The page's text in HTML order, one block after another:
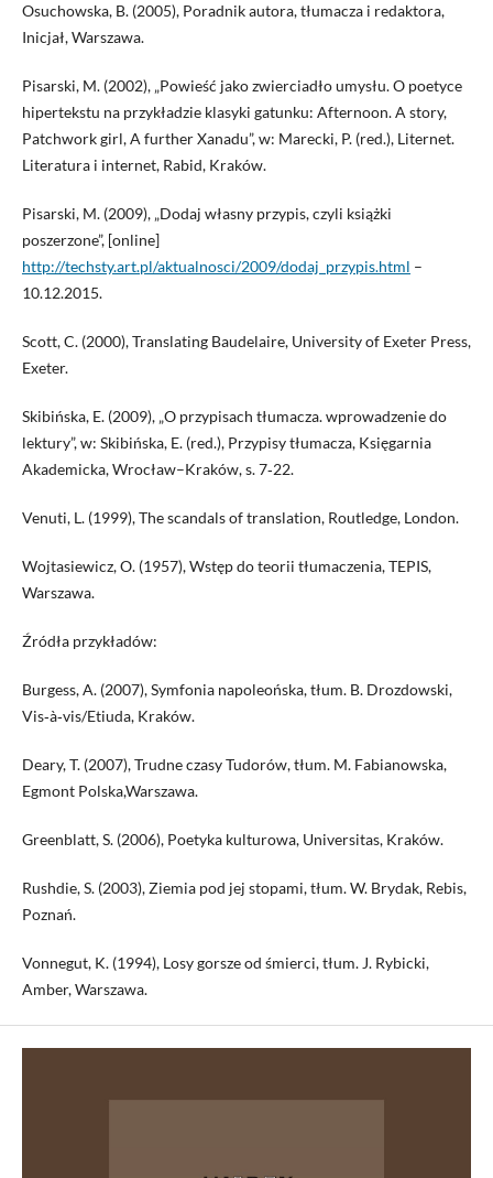
Osuchowska, B. (2005), Poradnik autora, tłumacza i redaktora,
Inicjał, Warszawa.
Pisarski, M. (2002), „Powieść jako zwierciadło umysłu. O poetyce
hipertekstu na przykładzie klasyki gatunku: Afternoon. A story,
Patchwork girl, A further Xanadu”, w: Marecki, P. (red.), Liternet.
Literatura i internet, Rabid, Kraków.
Pisarski, M. (2009), „Dodaj własny przypis, czyli książki
poszerzone”, [online]
http://techsty.art.pl/aktualnosci/2009/dodaj_przypis.html –
10.12.2015.
Scott, C. (2000), Translating Baudelaire, University of Exeter Press,
Exeter.
Skibińska, E. (2009), „O przypisach tłumacza. wprowadzenie do
lektury”, w: Skibińska, E. (red.), Przypisy tłumacza, Księgarnia
Akademicka, Wrocław–Kraków, s. 7‑22.
Venuti, L. (1999), The scandals of translation, Routledge, London.
Wojtasiewicz, O. (1957), Wstęp do teorii tłumaczenia, TEPIS,
Warszawa.
Źródła przykładów:
Burgess, A. (2007), Symfonia napoleońska, tłum. B. Drozdowski,
Vis‑à‑vis/Etiuda, Kraków.
Deary, T. (2007), Trudne czasy Tudorów, tłum. M. Fabianowska,
Egmont Polska,Warszawa.
Greenblatt, S. (2006), Poetyka kulturowa, Universitas, Kraków.
Rushdie, S. (2003), Ziemia pod jej stopami, tłum. W. Brydak, Rebis,
Poznań.
Vonnegut, K. (1994), Losy gorsze od śmierci, tłum. J. Rybicki,
Amber, Warszawa.